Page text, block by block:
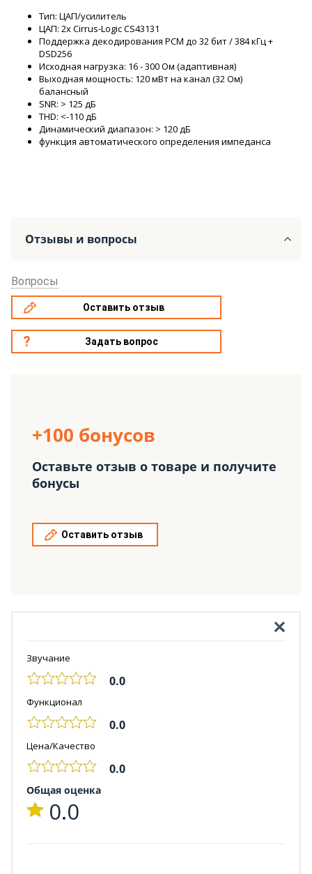
Тип: ЦАП/усилитель
ЦАП: 2x Cirrus-Logic CS43131
Поддержка декодирования PCM до 32 бит / 384 кГц +
DSD256
Исходная нагрузка: 16 - 300 Ом (адаптивная)
Выходная мощность: 120 мВт на канал (32 Ом)
балансный
SNR: > 125 дБ
THD: <-110 дБ
Динамический диапазон: > 120 дБ
функция автоматического определения импеданса
Отзывы и вопросы
Вопросы
Оставить отзыв
Задать вопрос
+100 бонусов
Оставьте отзыв о товаре и получите
бонусы
Оставить отзыв
Звучание
0.0
Функционал
0.0
Цена/Качество
0.0
Общая оценка
0.0